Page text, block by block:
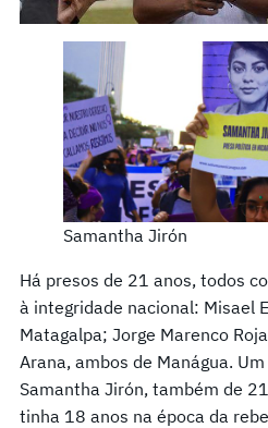
Samantha Jirón
Há presos de 21 anos, todos
à integridade nacional: Misael
Matagalpa; Jorge Marenco
Arana, ambos de Manágua.
Samantha Jirón, também de
tinha 18 anos na época da